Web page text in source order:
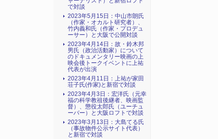
で対談
2023年5月15日：中山市朗氏
（作家・オカルト研究者）、
竹内義和氏（作家・プロデュ
ーサー）と大阪で公開対談
2023年4月14日：故・鈴木邦
男氏（政治活動家）について
のドキュメンタリー映画の上
映会後トークイベントに上祐
代表が出演
2023年4月11日：上祐が家田
荘子氏(作家)と新宿で対談
2023年4月3日：宏洋氏（元幸
福の科学教祖後継者、映画監
督）、懲役太郎氏（ユーチュ
ーバー）と大阪ロフトで対談
2023年3月13日：大島てる氏
（事故物件公示サイト代表）
と新宿で対談